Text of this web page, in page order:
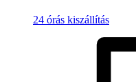
24 órás kiszállítás